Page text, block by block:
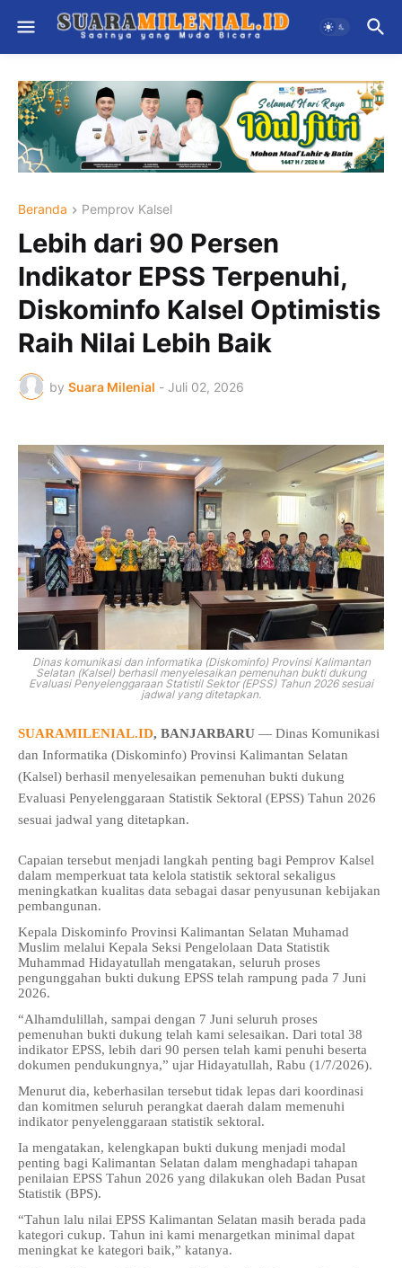
Beranda Pemprov Kalsel
Lebih dari 90 Persen
Indikator EPSS Terpenuhi,
Diskominfo Kalsel Optimistis
Raih Nilai Lebih Baik
by Suara Milenial - Juli 02, 2026
Dinas komunikasi dan informatika (Diskominfo) Provinsi Kalimantan
Selatan (Kalsel) berhasil menyelesaikan pemenuhan bukti dukung
Evaluasi Penyelenggaraan Statistil Sektor (EPSS) Tahun 2026 sesuai
jadwal yang ditetapkan.
SUARAMILENIAL.ID, BANJARBARU — Dinas Komunikasi
dan Informatika (Diskominfo) Provinsi Kalimantan Selatan
(Kalsel) berhasil menyelesaikan pemenuhan bukti dukung
Evaluasi Penyelenggaraan Statistik Sektoral (EPSS) Tahun 2026
sesuai jadwal yang ditetapkan.
Capaian tersebut menjadi langkah penting bagi Pemprov Kalsel
dalam memperkuat tata kelola statistik sektoral sekaligus
meningkatkan kualitas data sebagai dasar penyusunan kebijakan
pembangunan.
Kepala Diskominfo Provinsi Kalimantan Selatan Muhamad
Muslim melalui Kepala Seksi Pengelolaan Data Statistik
Muhammad Hidayatullah mengatakan, seluruh proses
pengunggahan bukti dukung EPSS telah rampung pada 7 Juni
2026.
“Alhamdulillah, sampai dengan 7 Juni seluruh proses
pemenuhan bukti dukung telah kami selesaikan. Dari total 38
indikator EPSS, lebih dari 90 persen telah kami penuhi beserta
dokumen pendukungnya,” ujar Hidayatullah, Rabu (1/7/2026).
Menurut dia, keberhasilan tersebut tidak lepas dari koordinasi
dan komitmen seluruh perangkat daerah dalam memenuhi
indikator penyelenggaraan statistik sektoral.
Ia mengatakan, kelengkapan bukti dukung menjadi modal
penting bagi Kalimantan Selatan dalam menghadapi tahapan
penilaian EPSS Tahun 2026 yang dilakukan oleh Badan Pusat
Statistik (BPS).
“Tahun lalu nilai EPSS Kalimantan Selatan masih berada pada
kategori cukup. Tahun ini kami menargetkan minimal dapat
meningkat ke kategori baik,” katanya.